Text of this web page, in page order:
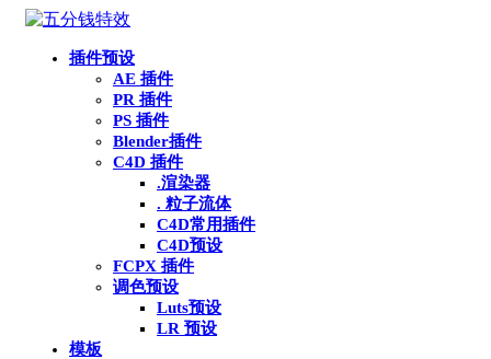
插件预设
AE 插件
PR 插件
PS 插件
Blender插件
C4D 插件
.渲染器
. 粒子流体
C4D常用插件
C4D预设
FCPX 插件
调色预设
Luts预设
LR 预设
模板